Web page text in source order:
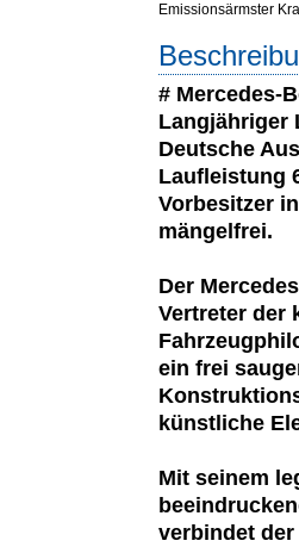
Emissionsärmster
# Mercedes-
Langjähriger
Deutsche
Laufleistung
Vorbesitzer
mängelfrei.
Der
Vertreter der
ein frei
künstliche
Mit seinem
verbindet der